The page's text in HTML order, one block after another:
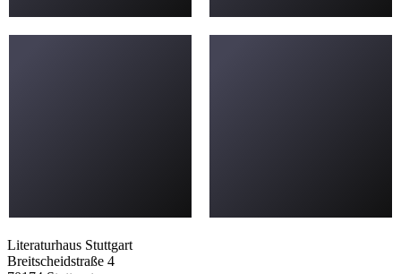
Literaturhaus Stuttgart
Breitscheidstraße 4